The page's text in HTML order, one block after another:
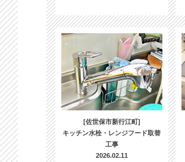
[佐世保市新行江町]
キッチン水栓・レンジフード取替
工事
2026.02.11